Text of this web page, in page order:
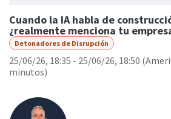
Cuando la IA habla de
¿realmente menciona tu
Detonadores de Disrupción
25/06/26, 18:35 - 25/06/26, 18:50 (
minutos)